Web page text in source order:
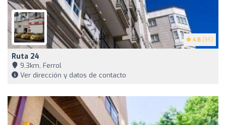
4.8 (95)
Ruta 24
9,3km, Ferrol
Ver dirección y datos de contacto